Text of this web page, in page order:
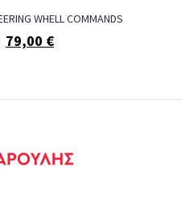
WHELL COMMANDS
79,00 €